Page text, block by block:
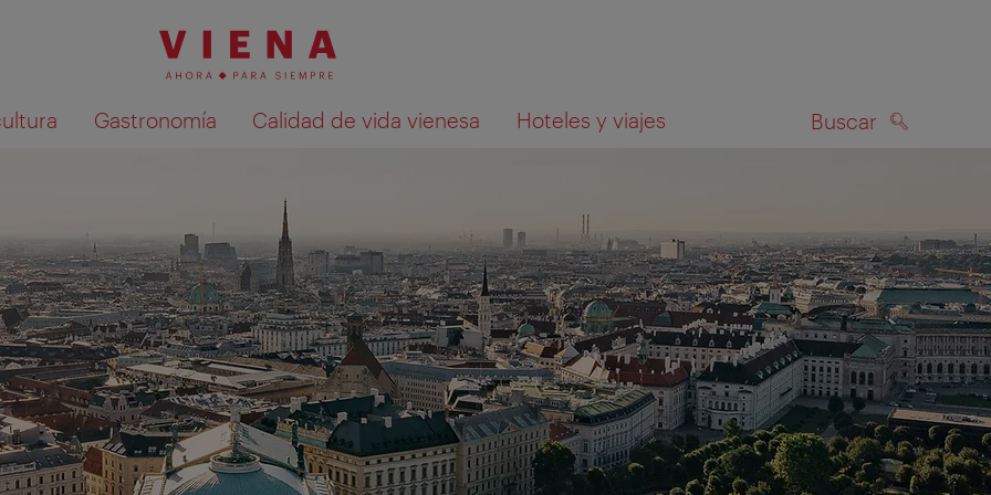
Gastronomía Calidad de vida vienesa Hoteles y viajes Buscar